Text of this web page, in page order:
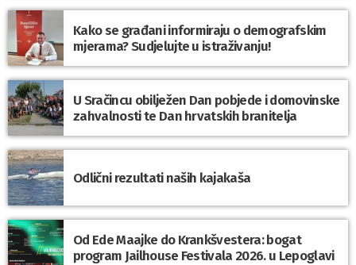
Kako se građani informiraju o demografskim
mjerama? Sudjelujte u istraživanju!
U Sračincu obilježen Dan pobjede i domovinske
zahvalnosti te Dan hrvatskih branitelja
Odlični rezultati naših kajakaša
Od Ede Maajke do Krankšvestera: bogat
program Jailhouse Festivala 2026. u Lepoglavi